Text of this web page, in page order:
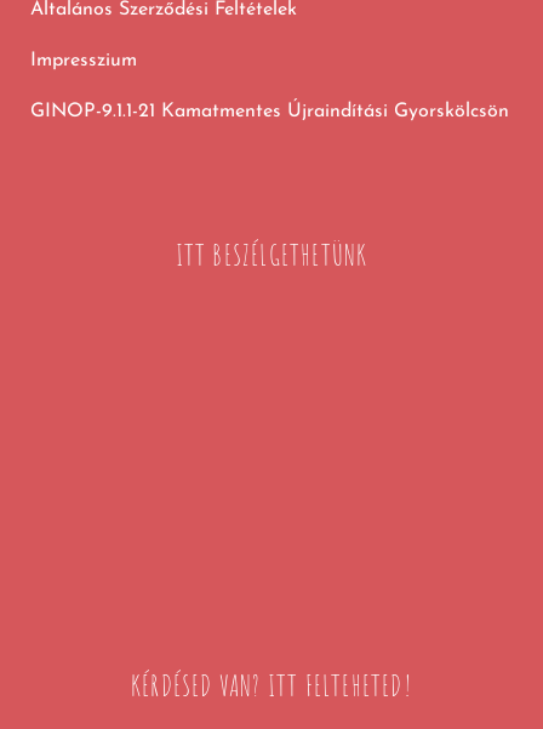
Általános Szerződési Feltételek
Impresszium
GINOP-9.1.1-21 Kamatmentes Újraindítási Gyorskölcsön
ITT BESZÉLGETHETÜNK
KÉRDÉSED VAN? ITT FELTEHETED!